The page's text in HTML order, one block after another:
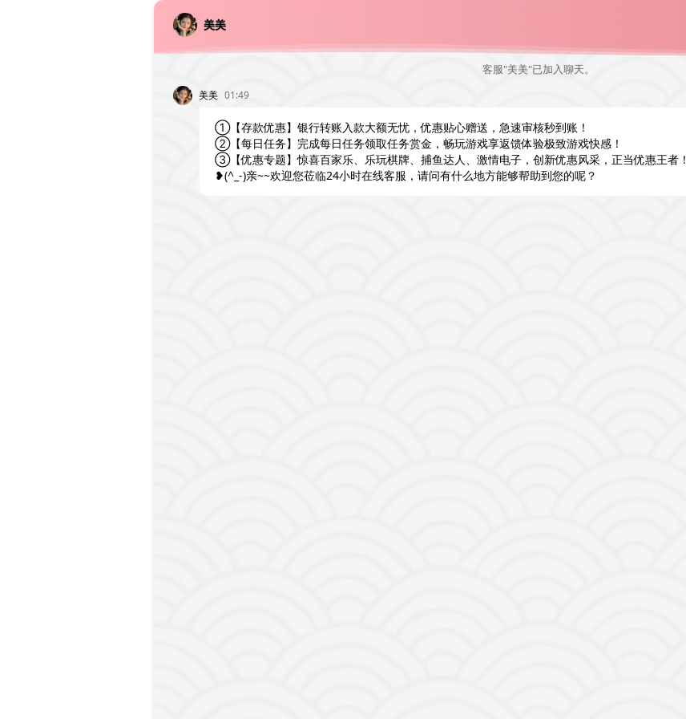
美美
客服"美美"已加入聊天。
美美 01:49
①【存款优惠】银行转账入款大额无忧，优惠贴心赠送，急速审核秒到账！
②【每日任务】完成每日任务领取任务赏金，畅玩游戏享返馈体验极致游戏快感！
③【优惠专题】惊喜百家乐、乐玩棋牌、捕鱼达人、激情电子，创新优惠风采，正当优惠王者！
❥(^_-)亲~~欢迎您莅临24小时在线客服，请问有什么地方能够帮助到您的呢？